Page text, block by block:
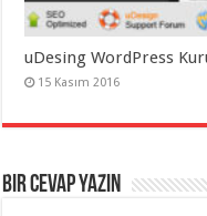
uDesing WordPress
15 Kasım 2016
Bir cevap yazın